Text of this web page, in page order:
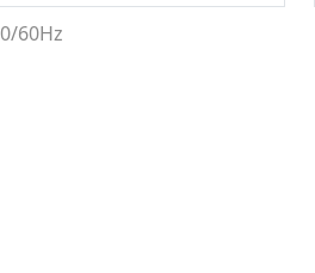
60Hz